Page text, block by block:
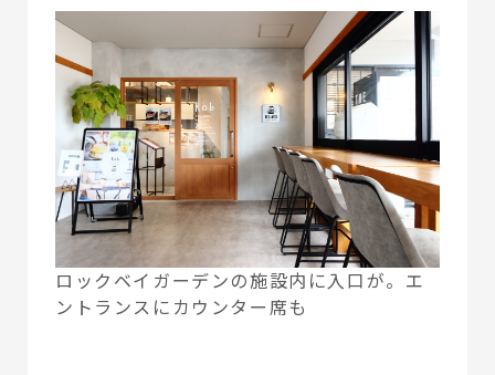
ロックベイガーデンの施設内に入口が。エ
ントランスにカウンター席も